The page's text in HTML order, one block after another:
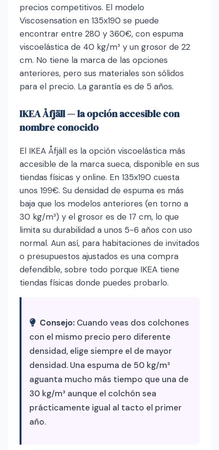
precios competitivos. El modelo
Viscosensation en 135x190 se puede
encontrar entre 280 y 360€, con espuma
viscoelástica de 40 kg/m³ y un grosor de 22
cm. No tiene la marca de las opciones
anteriores, pero sus materiales son sólidos
para el precio. La garantía es de 5 años.
IKEA Åfjäll — la opción accesible con
nombre conocido
El IKEA Åfjäll es la opción viscoelástica más
accesible de la marca sueca, disponible en sus
tiendas físicas y online. En 135x190 cuesta
unos 199€. Su densidad de espuma es más
baja que los modelos anteriores (en torno a
30 kg/m³) y el grosor es de 17 cm, lo que
limita su durabilidad a unos 5-6 años con uso
normal. Aun así, para habitaciones de invitados
o presupuestos ajustados es una compra
defendible, sobre todo porque IKEA tiene
tiendas físicas donde puedes probarlo.
Consejo: Cuando veas dos colchones
con el mismo precio pero diferente
densidad, elige siempre el de mayor
densidad. Una espuma de 50 kg/m³
aguanta mucho más tiempo que una de
30 kg/m³ aunque el colchón sea
prácticamente igual al tacto el primer
año.